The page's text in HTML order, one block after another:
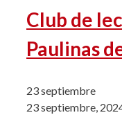
Club de
Paulinas
23 septiembre
23 septiembre,